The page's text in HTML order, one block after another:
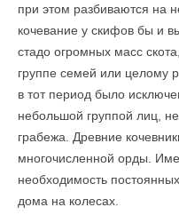
при этом разбиваются на
кочевание у скифов бы и
стадо огромных масс
группе семей или целому
в тот период было
небольшой группой лиц,
грабежа. Древние
многочисленной орды.
необходимость
дома на колесах.